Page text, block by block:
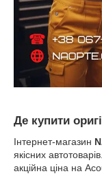
Де купити
Інтернет-магазин
якісних
акційна ціна на